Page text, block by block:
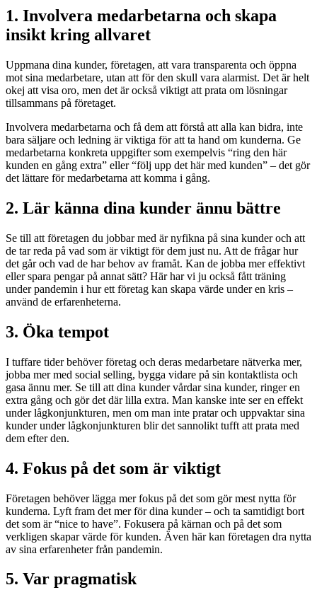
1. Involvera medarbetarna och skapa
insikt kring allvaret
Uppmana dina kunder, företagen, att vara transparenta och öppna
mot sina medarbetare, utan att för den skull vara alarmist. Det är helt
okej att visa oro, men det är också viktigt att prata om lösningar
tillsammans på företaget.
Involvera medarbetarna och få dem att förstå att alla kan bidra, inte
bara säljare och ledning är viktiga för att ta hand om kunderna. Ge
medarbetarna konkreta uppgifter som exempelvis “ring den här
kunden en gång extra” eller “följ upp det här med kunden” – det gör
det lättare för medarbetarna att komma i gång.
2. Lär känna dina kunder ännu bättre
Se till att företagen du jobbar med är nyfikna på sina kunder och att
de tar reda på vad som är viktigt för dem just nu. Att de frågar hur
det går och vad de har behov av framåt. Kan de jobba mer effektivt
eller spara pengar på annat sätt? Här har vi ju också fått träning
under pandemin i hur ett företag kan skapa värde under en kris –
använd de erfarenheterna.
3. Öka tempot
I tuffare tider behöver företag och deras medarbetare nätverka mer,
jobba mer med social selling, bygga vidare på sin kontaktlista och
gasa ännu mer. Se till att dina kunder vårdar sina kunder, ringer en
extra gång och gör det där lilla extra. Man kanske inte ser en effekt
under lågkonjunkturen, men om man inte pratar och uppvaktar sina
kunder under lågkonjunkturen blir det sannolikt tufft att prata med
dem efter den.
4. Fokus på det som är viktigt
Företagen behöver lägga mer fokus på det som gör mest nytta för
kunderna. Lyft fram det mer för dina kunder – och ta samtidigt bort
det som är “nice to have”. Fokusera på kärnan och på det som
verkligen skapar värde för kunden. Även här kan företagen dra nytta
av sina erfarenheter från pandemin.
5. Var pragmatisk